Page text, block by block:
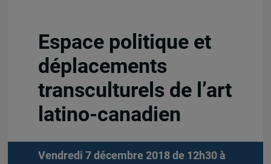
Espace politique et
déplacements
transculturels de l’art
latino-canadien
Vendredi 7 décembre 2018 de 12h30 à